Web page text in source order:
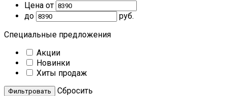
Цена от
до
руб.
Специальные предложения
Акции
Новинки
Хиты продаж
Cбросить